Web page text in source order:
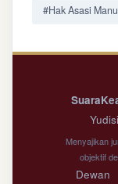
#Hak Asasi
Menyajikan
objektif
Dewan